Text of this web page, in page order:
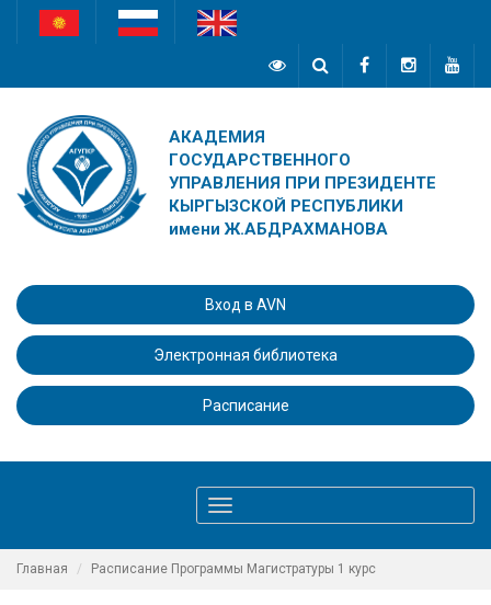
АКАДЕМИЯ
ГОСУДАРСТВЕННОГО
УПРАВЛЕНИЯ ПРИ ПРЕЗИДЕНТЕ
КЫРГЫЗСКОЙ РЕСПУБЛИКИ
имени Ж.АБДРАХМАНОВА
Вход в AVN
Электронная библиотека
Расписание
navigation
Главная Расписание Программы Магистратуры 1 курс